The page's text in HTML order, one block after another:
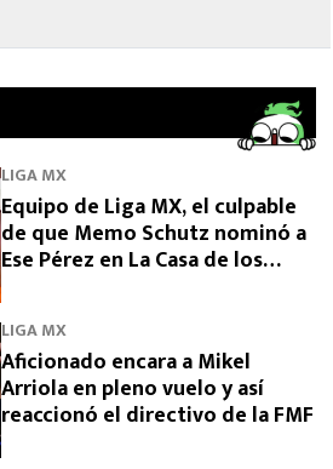
LIGA MX
Equipo de Liga MX, el culpable
de que Memo Schutz nominó a
Ese Pérez en La Casa de los
LIGA MX
Aficionado encara a Mikel
Arriola en pleno vuelo y así
reaccionó el directivo de la FMF